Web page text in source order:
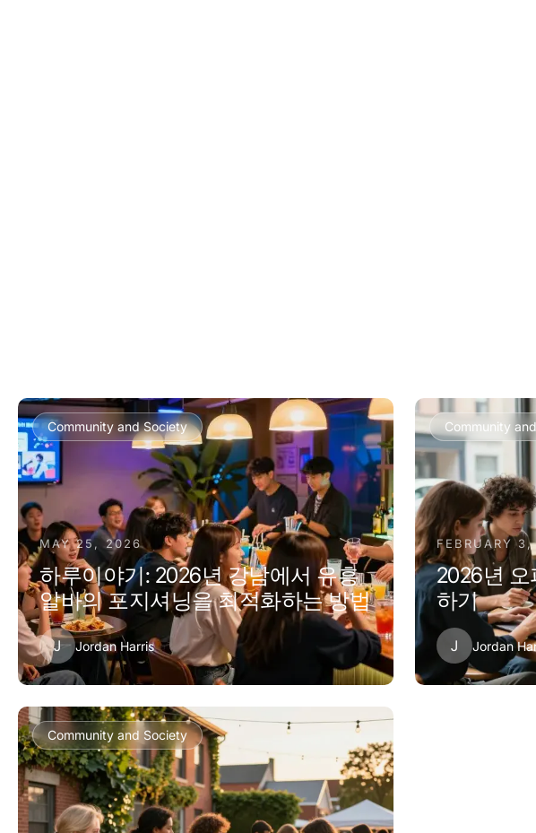
Community and Society
MAY 25, 2026
하루이야기: 2026년 강남에서 유흥
알바의 포지셔닝을 최적화하는 방법
J Jordan Harris
Community
FEBRUARY
2026년
하기
J Jordan
Community and Society